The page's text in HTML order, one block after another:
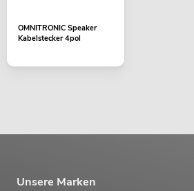
OMNITRONIC Speaker
Kabelstecker 4pol
Unsere Marken